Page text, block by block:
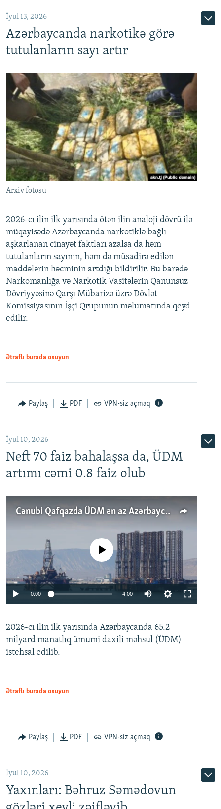
İyul 13, 2026
Azərbaycanda narkotikə görə
tutulanların sayı artır
Arxiv fotosu
2026-cı ilin ilk yarısında ötən ilin analoji dövrü ilə
müqayisədə Azərbaycanda narkotiklə bağlı
aşkarlanan cinayət faktları azalsa da həm
tutulanların sayının, həm də müsadirə edilən
maddələrin həcminin artdığı bildirilir. Bu barədə
Narkomanlığa və Narkotik Vasitələrin Qanunsuz
Dövriyyəsinə Qarşı Mübarizə üzrə Dövlət
Komissiyasının İşçi Qrupunun məlumatında qeyd
edilir.
Ətraflı burada oxuyun
Paylaş PDF VPN-siz açmaq
İyul 10, 2026
Neft 70 faiz bahalaşsa da, ÜDM
artımı cəmi 0.8 faiz olub
Cənubi Qafqazda ÜDM ən az Azərbaycanda artır: Qonşuları niyə Bakını qabaqlaya bilir?
Auto 240p 360p 480p
No media source currently available
0:00 4:00
360p
480p
2026-cı ilin ilk yarısında Azərbaycanda 65.2
milyard manatlıq ümumi daxili məhsul (ÜDM)
istehsal edilib.
Ətraflı burada oxuyun
Paylaş PDF VPN-siz açmaq
İyul 10, 2026
Yaxınları: Bəhruz Səmədovun